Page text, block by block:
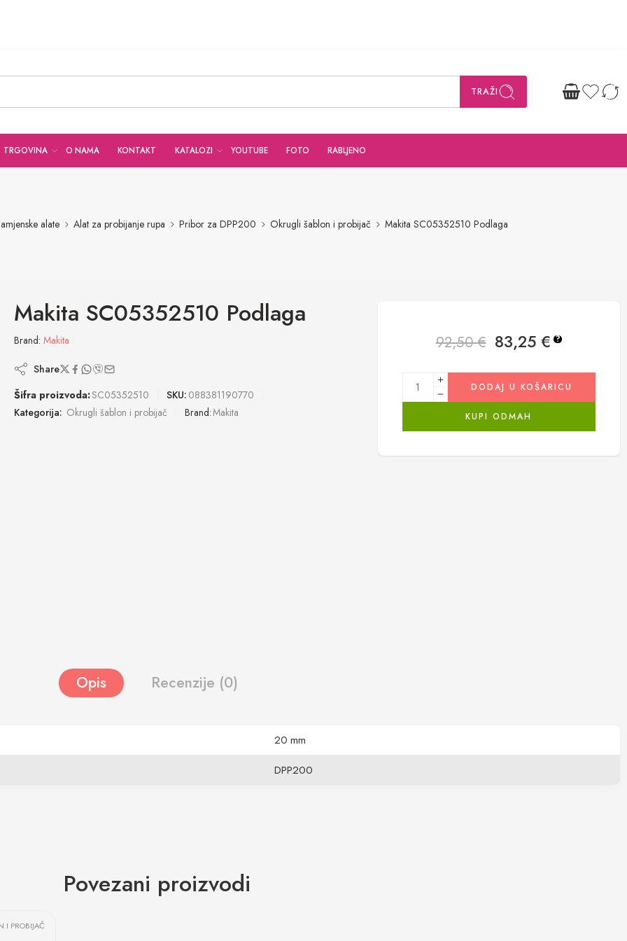
TRAŽI
TRGOVINA O NAMA KONTAKT KATALOZI YOUTUBE FOTO RABLJENO
alate Alat za probijanje rupa Pribor za DPP200 Okrugli šablon i probijač Makita SC05352510 Podlaga
Makita SC05352510 Podlaga
Brand: Makita
Share
Šifra proizvoda:SC05352510 SKU: 088381190770
Kategorija: Okrugli šablon i probijač Brand:Makita
92,50€ 83,25 € ?
DODAJ U KOŠARICU
KUPI ODMAH
Opis Recenzije (0)
20 mm
DPP200
Povezani proizvodi
I PROBIJAČ